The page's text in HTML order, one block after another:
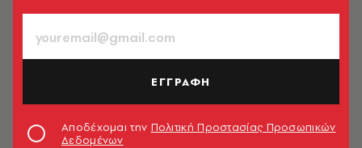
ΠΟΛΙΤΙΚΗ & ΟΙΚΟΝΟΜΙΑ
Το υπουργείο Εθνικής Άμυνας
Γκιουλέρ
ΕΓΓΡΑΦΗ
Αποδέχομαι την Πολιτική Προστασίας Προσωπικών
Δεδομένων